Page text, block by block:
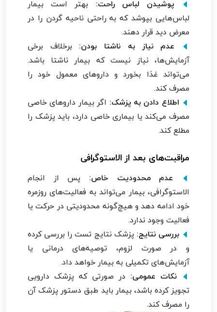
پوشیدن لباس راحت: بهتر است بیمار
لباس‌هایی بپوشد که به راحتی ناحیه گردن را در
معرض دید قرار دهند.
عدم نیاز به ناشتا بودن: برخلاف برخی
آزمایش‌ها، نیاز نیست که بیمار ناشتا باشد.
می‌تواند غذا بخورد و داروهای معمول خود را
مصرف کند.
اطلاع دادن به پزشک: اگر بیمار داروهای خاصی
مصرف می‌کند یا بیماری خاصی دارد، باید پزشک را
مطلع کند.
مراقبت‌های بعد از الاستوگرافی
عدم محدودیت خاص: پس از انجام
الاستوگرافی، بیمار می‌تواند به فعالیت‌های روزمره
خود ادامه دهد و هیچ‌گونه محدودیتی در حرکت یا
فعالیت وجود ندارد.
بررسی نتایج: پزشک نتایج تست را بررسی کرده
و در صورت لزوم، توصیه‌های درمانی یا
آزمایش‌های تکمیلی به بیمار خواهد داد.
نکات عمومی: در صورتی که پزشک دارویی
تجویز کرده باشد، بیمار باید طبق دستور پزشک آن
را مصرف کند.